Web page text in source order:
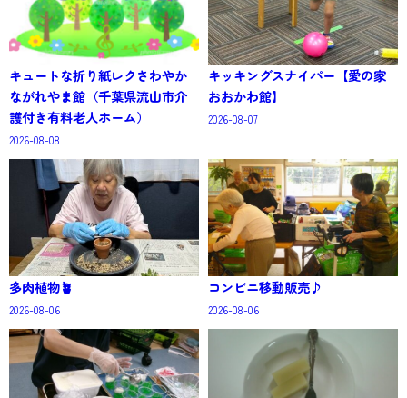
キュートな折り紙レクさわやか
ながれやま館（千葉県流山市介
護付き有料老人ホーム）
2026-08-08
キッキングスナイパー【愛の家
おおかわ館】
2026-08-07
多肉植物🪴
2026-08-06
コンビニ移動販売♪
2026-08-06